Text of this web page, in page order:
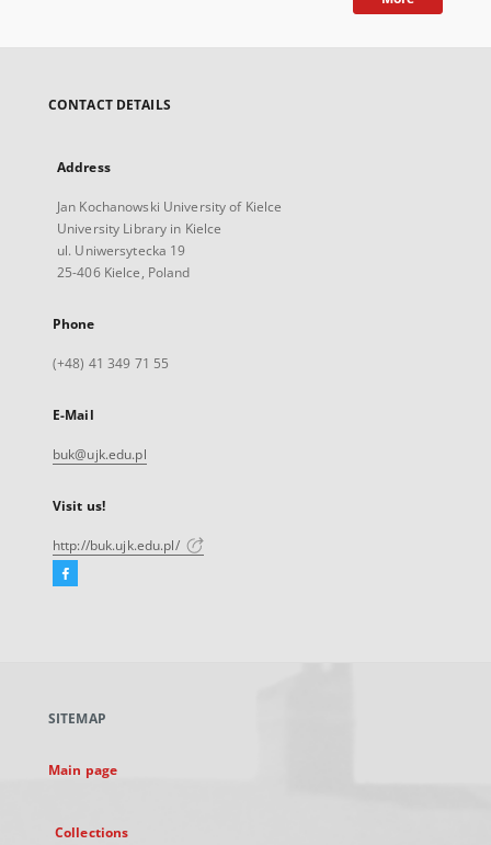
CONTACT DETAILS
Address
Jan Kochanowski University of Kielce
University Library in Kielce
ul. Uniwersytecka 19
25-406 Kielce, Poland
Phone
(+48) 41 349 71 55
E-Mail
buk@ujk.edu.pl
Visit us!
http://buk.ujk.edu.pl/
Facebook
new
SITEMAP
Main page
Collections